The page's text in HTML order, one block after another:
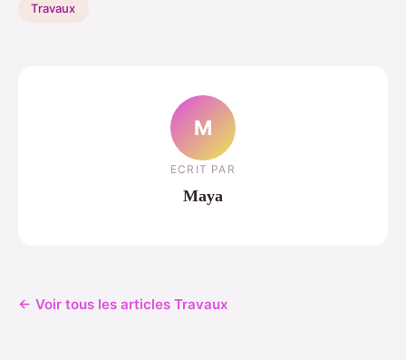
Travaux
M
ECRIT PAR
Maya
← Voir tous les articles Travaux